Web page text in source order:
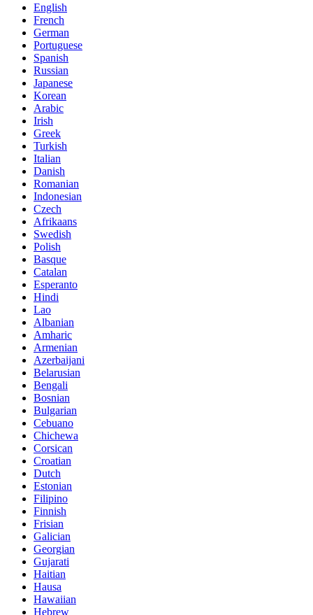
English
French
German
Portuguese
Spanish
Russian
Japanese
Korean
Arabic
Irish
Greek
Turkish
Italian
Danish
Romanian
Indonesian
Czech
Afrikaans
Swedish
Polish
Basque
Catalan
Esperanto
Hindi
Lao
Albanian
Amharic
Armenian
Azerbaijani
Belarusian
Bengali
Bosnian
Bulgarian
Cebuano
Chichewa
Corsican
Croatian
Dutch
Estonian
Filipino
Finnish
Frisian
Galician
Georgian
Gujarati
Haitian
Hausa
Hawaiian
Hebrew